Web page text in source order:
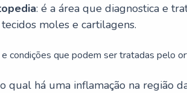
: é a área que diagnostica e
moles e cartilagens.
condições que podem ser tratadas pelo
qual há uma inflamação na região